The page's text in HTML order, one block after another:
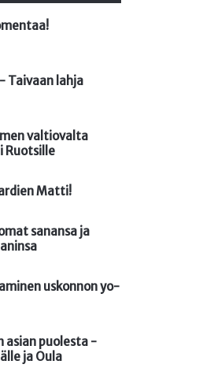
Taivaan lahja
valtiovalta
Ruotsille
Matti!
sanansa ja
uskonnon yo-
asian puolesta -
ja Oula